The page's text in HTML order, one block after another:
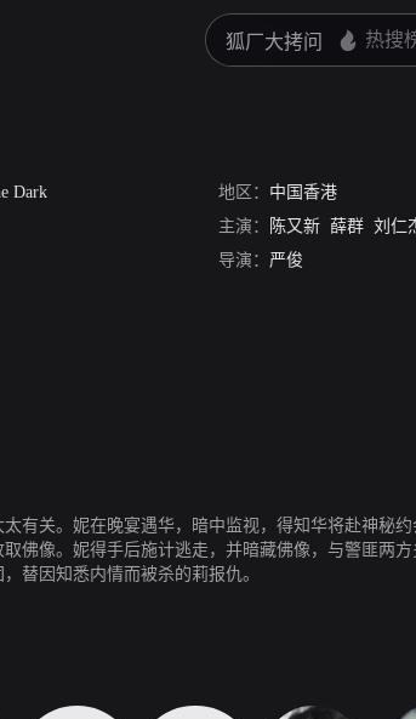
Dark 地区： 中国香港
主演： 陈又新 薛群 刘仁
导演： 严俊
有关。妮在晚宴遇华，暗中监视，得知华将赴神秘
佛像。妮得手后施计逃走，并暗藏佛像，与警匪两
替因知悉内情而被杀的莉报仇。